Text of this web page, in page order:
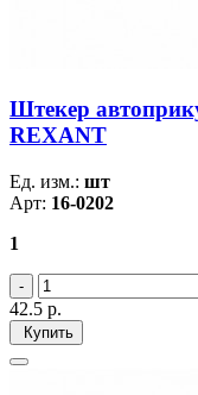
Штекер
REXANT
Ед. изм.: шт
Арт: 16-0202
1
42.5 р.
Купить